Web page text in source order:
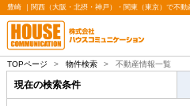
TOPページ > 物件検索 > 不動産情報一覧
現在の検索条件